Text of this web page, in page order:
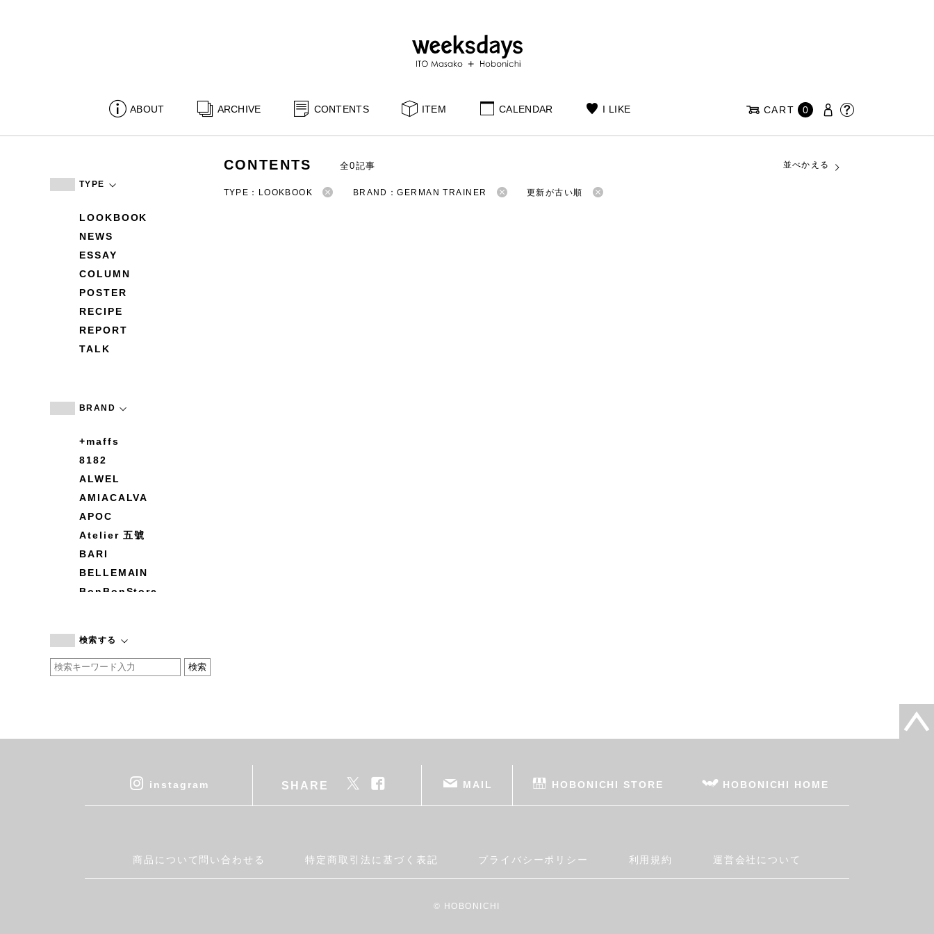
ABOUT ARCHIVE CONTENTS ITEM CALENDAR I LIKE CART 0
TYPE
LOOKBOOK
NEWS
ESSAY
COLUMN
POSTER
RECIPE
REPORT
TALK
BRAND
+maffs
8182
ALWEL
AMIACALVA
APOC
Atelier 五號
BARI
BELLEMAIN
BonBonStore
by basics
CATWORTH
cohan
DEAN & DELUCA
Fatima Morocco
検索する
CONTENTS 全0記事 並べかえる
TYPE：LOOKBOOK BRAND：GERMAN TRAINER 更新が古い順
instagram SHARE MAIL HOBONICHI STORE HOBONICHI HOME
商品について問い合わせる 特定商取引法に基づく表記 プライバシーポリシー 利用規約 運営会社について
© HOBONICHI